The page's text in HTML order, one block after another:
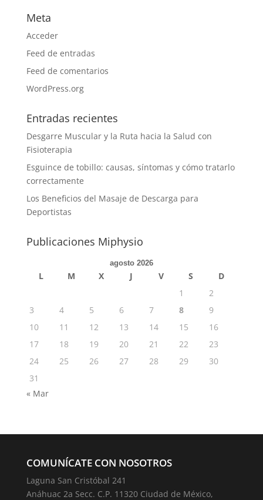
Meta
Acceder
Feed de entradas
Feed de comentarios
WordPress.org
Entradas recientes
Desgarre Muscular y la Ruta hacia la Salud con
Fisioterapia
Esguince de tobillo: causas, síntomas y cómo tratarlo
correctamente
Los Beneficios del Masaje de Descarga para
Deportistas
Publicaciones Miphysio
agosto 2026
L M X J V S
D
1
2
3
4 5 6 7 8
9
10
11 12 13 14 15
16
17
18 19 20 21 22
23
24
25 26 27 28 29
30
31
« Mar
COMUNÍCATE CON NOSOTROS
Laguna San Cristóbal 241
Anáhuac 2a Secc. C.P. 11320 Ciudad de México,